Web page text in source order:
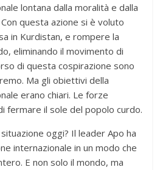
lontana dalla moralità e dalla
questa azione si è voluto
in Kurdistan, e rompere la
eliminando il movimento di
di questa cospirazione sono
Ma gli obiettivi della
erano chiari. Le forze
fermare il sole del popolo curdo.
oggi? Il leader Apo ha
internazionale in un modo che
E non solo il mondo, ma